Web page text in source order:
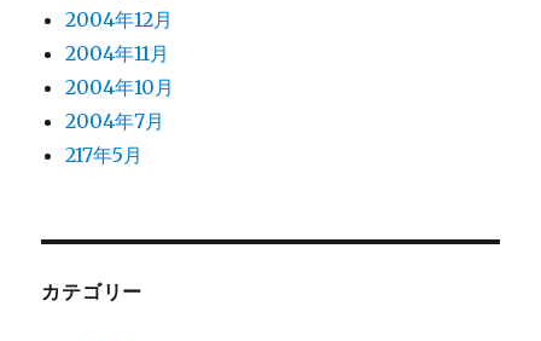
2004年12月
2004年11月
2004年10月
2004年7月
217年5月
カテゴリー